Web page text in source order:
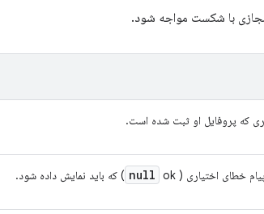
با شکست مواجه شود.
که پروفایل او ثبت شده است.
خطای اختیاری ( null ok) که باید نمایش داده شود.